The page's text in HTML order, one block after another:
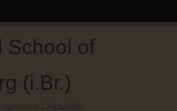
School of
(i.Br.)